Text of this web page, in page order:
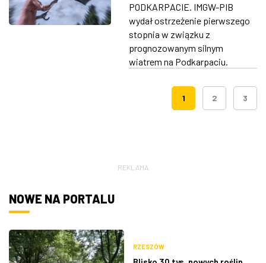
PODKARPACIE. IMGW-PIB
wydał ostrzeżenie pierwszego
stopnia w związku z
prognozowanym silnym
wiatrem na Podkarpaciu.
1 2 3
REKLAMA
NOWE NA PORTALU
RZESZÓW